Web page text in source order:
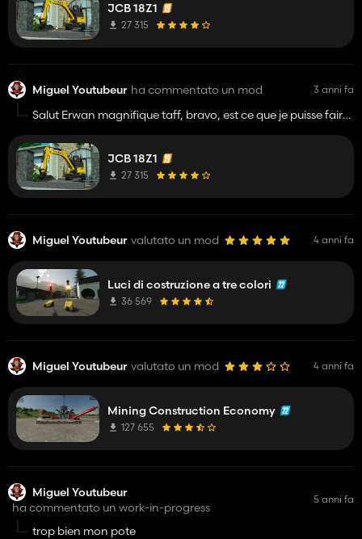
JCB 18Z1
27 315
Miguel Youtubeur ha commentato un mod 3 anni fa
Salut Erwan magnifique taff, bravo, est ce que je puisse faire
JCB 18Z1
27 315
Miguel Youtubeur valutato un mod 4 anni fa
Luci di costruzione a tre colori
36 569
Miguel Youtubeur valutato un mod 4 anni fa
Mining Construction Economy
127 655
Miguel Youtubeur
ha commentato un work-in-progress
5 anni fa
trop bien mon pote